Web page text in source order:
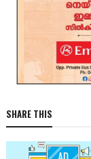
SHARE THIS